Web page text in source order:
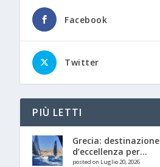
Facebook
Twitter
PIÙ LETTI
Grecia: destinazione
d’eccellenza per...
posted on Luglio 20, 2026